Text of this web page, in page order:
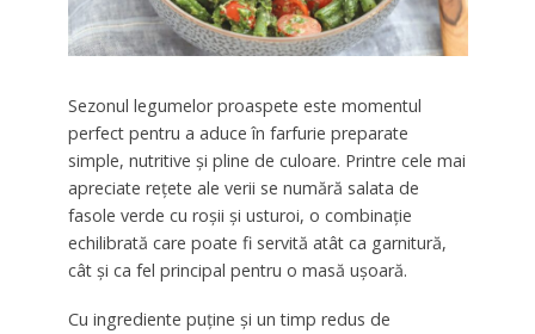
Sezonul legumelor proaspete este momentul
perfect pentru a aduce în farfurie preparate
simple, nutritive și pline de culoare. Printre cele mai
apreciate rețete ale verii se numără salata de
fasole verde cu roșii și usturoi, o combinație
echilibrată care poate fi servită atât ca garnitură,
cât și ca fel principal pentru o masă ușoară.
Cu ingrediente puține și un timp redus de